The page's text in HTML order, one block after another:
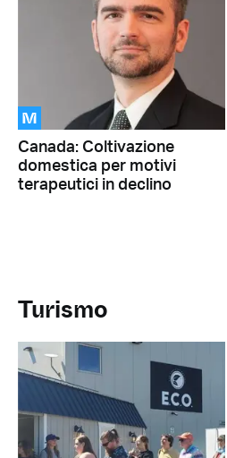
M
Canada: Coltivazione
domestica per motivi
terapeutici in declino
Turismo